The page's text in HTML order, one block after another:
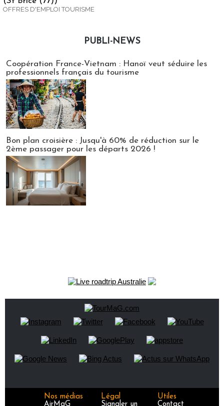
OFFRES D'EMPLOI TOURISME
PUBLI-NEWS
Coopération France-Vietnam : Hanoï veut séduire les
professionnels français du tourisme
Bon plan croisière : Jusqu'à 60% de réduction sur le
2ème passager pour les départs 2026 !
Nos médias
AirMaG
Légal
Signaler un
Utiles
Contact